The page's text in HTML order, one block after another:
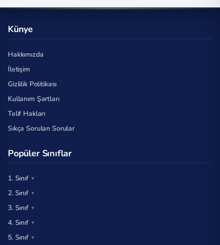
Künye
Hakkımızda
İletişim
Gizlilik Politikası
Kullanım Şartları
Telif Hakları
Sıkça Sorulan Sorular
Popüler Sınıflar
1. Sınıf
2. Sınıf
3. Sınıf
4. Sınıf
5. Sınıf